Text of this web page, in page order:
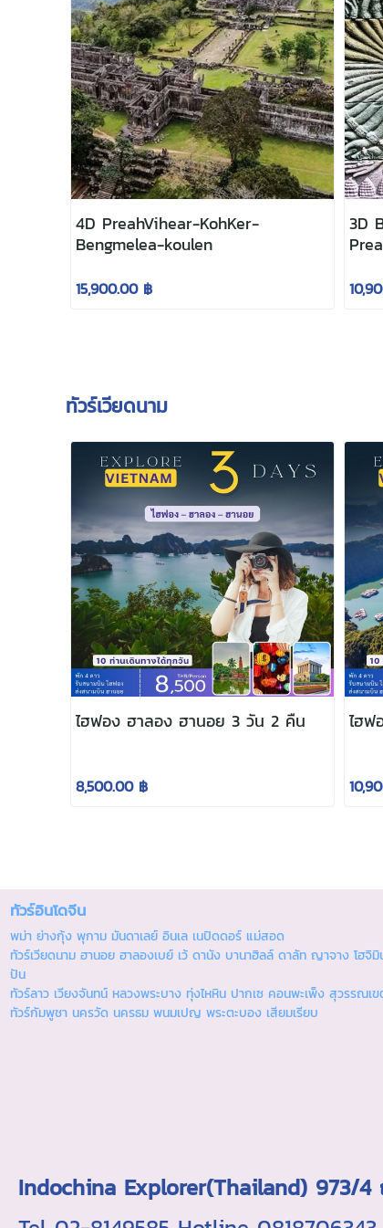
4D PreahVihear-KohKer-
Bengmelea-koulen
15,900.00 ฿
3D
ทัวร์เวียดนาม
ไฮฟอง ฮาลอง ฮานอย 3 วัน 2 คืน
8,500.00 ฿
ไฮฟ
ทัวร์อินโดจีน
พม่า ย่างกุ้ง พุกาม มันดาเลย์ อินเล เนปิดดอร์ แม่สอด
ทัวร์เวียดนาม ฮานอย ฮาลองเบย์ เว้ ดานัง บานาฮิลล์ ดาลัท ญาจาง โฮจิ
ปัน
ทัวร์ลาว เวียงจันทน์ หลวงพระบาง ทุ่งไหหิน ปากเซ คอนพะเพ็ง สุวรรณเข
ทัวร์กัมพูชา นครวัด นครธม พนมเปญ พระตะบอง เสียมเรียบ
Indochina Explorer(Thailand) 973/